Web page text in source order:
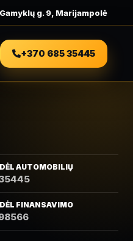
Gamyklų g. 9, Marijampolė
+370 685 35445
AUTOMOBILIŲ
FINANSAVIMO